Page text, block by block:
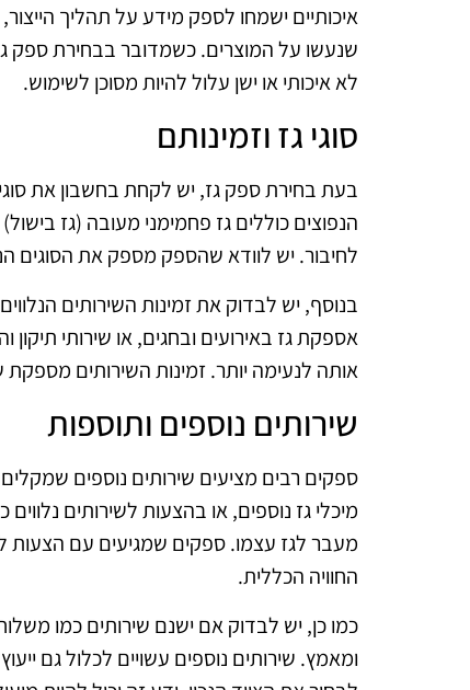
איכותיים ישמחו לספק מידע על תהליך
שנעשו על המוצרים. כשמדובר בבחירת ספק
לא איכותי או ישן עלול להיות מסוכן לשימוש.
סוגי גז וזמינותם
בעת בחירת ספק גז, יש לקחת בחשבון את
הנפוצים כוללים גז פחמימני מעובה (גז
לחיבור. יש לוודא שהספק מספק את הסוגים
בנוסף, יש לבדוק את זמינות השירותים
אספקת גז באירועים ובחגים, או שירותי
אותה לנעימה יותר. זמינות השירותים
שירותים נוספים ותוספות
ספקים רבים מציעים שירותים נוספים
מיכלי גז נוספים, או בהצעות לשירותים
מעבר לגז עצמו. ספקים שמגיעים עם הצעות
החוויה הכללית.
כמו כן, יש לבדוק אם ישנם שירותים כמו
ומאמץ. שירותים נוספים עשויים לכלול גם